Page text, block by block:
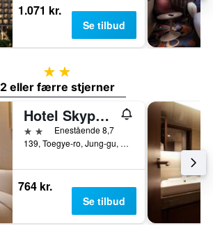
1.071 kr.
Se tilbud
2 stjerner
2 eller færre stjerner
Hotel Skypark Myeongdong III
2 stjernerEnestående 8,7
139, Toegye-ro, Jung-gu, Seoul, Sydkorea
764 kr.
Se tilbud